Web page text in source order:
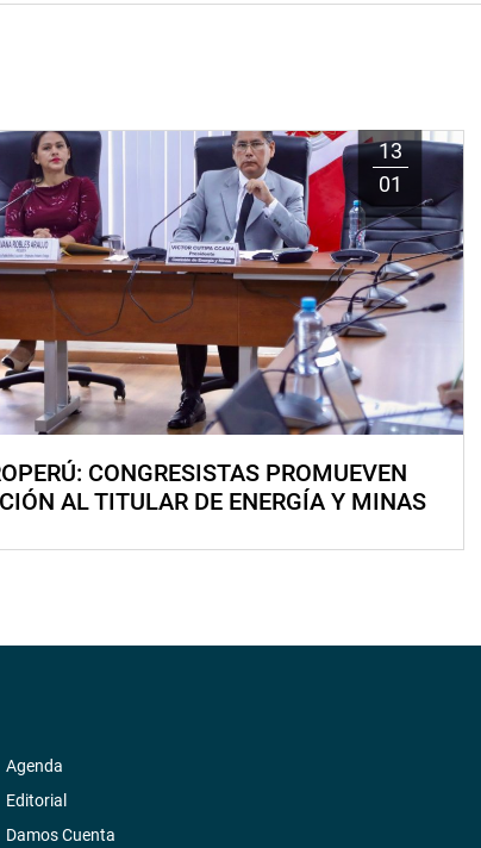
13
01
CONGRESISTAS PROMUEVEN
AL TITULAR DE ENERGÍA Y MINAS
Agenda
Editorial
Damos Cuenta